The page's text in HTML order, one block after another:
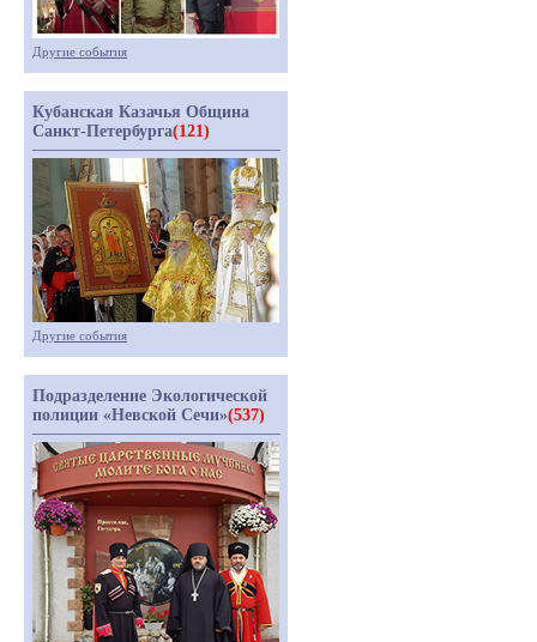
Другие события
Кубанская Казачья Община
Санкт-Петербурга(121)
Другие события
Подразделение Экологической
полиции «Невской Сечи»(537)